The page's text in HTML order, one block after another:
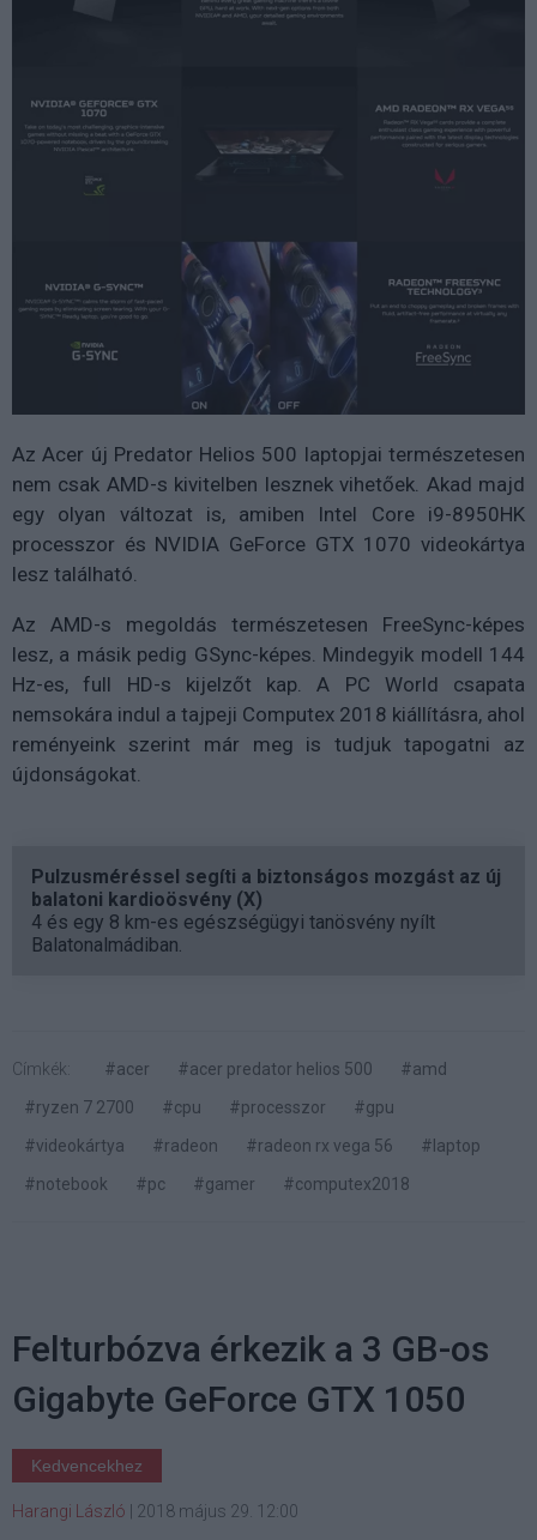
Az Acer új Predator Helios 500 laptopjai természetesen
nem csak AMD-s kivitelben lesznek vihetőek. Akad majd
egy olyan változat is, amiben Intel Core i9-8950HK
processzor és NVIDIA GeForce GTX 1070 videokártya
lesz található.
Az AMD-s megoldás természetesen FreeSync-képes
lesz, a másik pedig GSync-képes. Mindegyik modell 144
Hz-es, full HD-s kijelzőt kap. A PC World csapata
nemsokára indul a tajpeji Computex 2018 kiállításra, ahol
reményeink szerint már meg is tudjuk tapogatni az
újdonságokat.
Pulzusméréssel segíti a biztonságos mozgást az új
balatoni kardioösvény (X)
4 és egy 8 km-es egészségügyi tanösvény nyílt
Balatonalmádiban.
Címkék: #acer #acer predator helios 500
#amd
#ryzen 7 2700
#cpu #processzor
#gpu
#videokártya
#radeon #radeon rx vega 56
#laptop
#notebook
#pc #gamer #computex2018
Felturbózva érkezik a 3 GB-os
Gigabyte GeForce GTX 1050
Kedvencekhez
Harangi László 2018 május 29. 12:00